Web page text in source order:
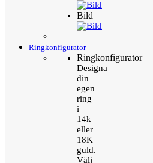
Bild
Ringkonfigurator
Ringkonfigurator
Designa
din
egen
ring
i
14k
eller
18K
guld.
Välj